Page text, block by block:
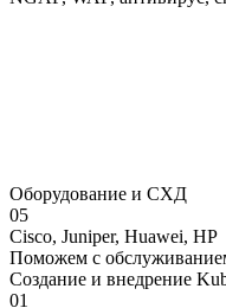
Оборудование и СХД
05
Cisco, Juniper, Huawei, HP
Поможем с
Создание и внедрение
01